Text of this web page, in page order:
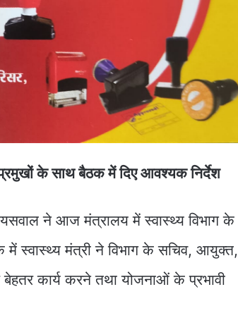
के साथ बैठक में दिए आवश्यक निर्देश
ने आज मंत्रालय में स्वास्थ्य विभाग के
में स्वास्थ्य मंत्री ने विभाग के सचिव, आयुक्त,
कार्य करने तथा योजनाओं के प्रभावी